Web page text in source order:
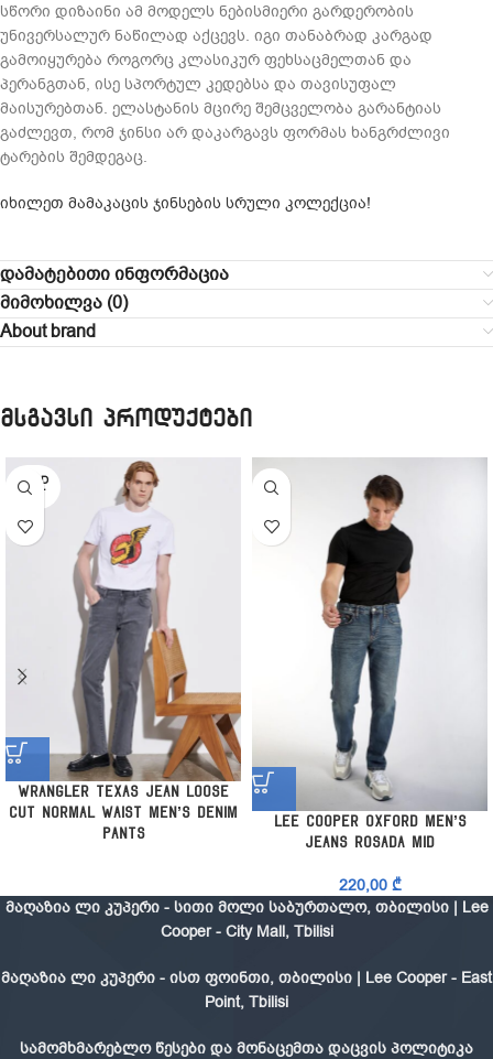
სწორი დიზაინი ამ მოდელს ნებისმიერი გარდერობის
უნივერსალურ ნაწილად აქცევს. იგი თანაბრად კარგად
გამოიყურება როგორც კლასიკურ ფეხსაცმელთან და
პერანგთან, ისე სპორტულ კედებსა და თავისუფალ
მაისურებთან. ელასტანის მცირე შემცველობა გარანტიას
გაძლევთ, რომ ჯინსი არ დაკარგავს ფორმას ხანგრძლივი
ტარების შემდეგაც.
იხილეთ მამაკაცის ჯინსების სრული კოლექცია!
დამატებითი ინფორმაცია
მიმოხილვა (0)
About brand
მსგავსი პროდუქტები
SOLD
OUT
Wrangler Texas Jean Loose
Cut Normal Waist Men’s Denim
Pants
Lee Cooper Oxford Men’s
Jeans Rosada Mid
220,00 ₾
მაღაზია ლი კუპერი - სითი მოლი საბურთალო, თბილისი | Lee
Cooper - City Mall, Tbilisi
მაღაზია ლი კუპერი - ისთ ფოინთი, თბილისი | Lee Cooper - East
Point, Tbilisi
სამომხმარებლო წესები და მონაცემთა დაცვის პოლიტიკა